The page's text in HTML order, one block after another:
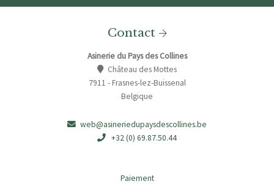
Contact
Asinerie du Pays des Collines
Château des Mottes
7911 - Frasnes-lez-Buissenal
Belgique
web@asineriedupaysdescollines.be
+32 (0) 69.87.50.44
Paiement